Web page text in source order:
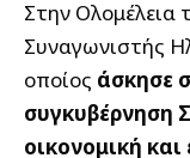
Στην Ολομέλεια
Συναγωνιστής
οποίος άσκησε
συγκυβέρνηση
οικονομική